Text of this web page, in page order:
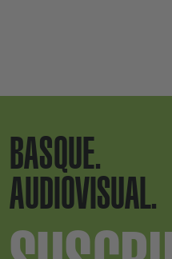
BASQUE.
AUDIOVISUAL.